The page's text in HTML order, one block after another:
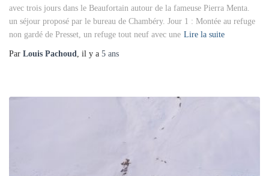
avec trois jours dans le Beaufortain autour de la fameuse Pierra Menta.
un séjour proposé par le bureau de Chambéry. Jour 1 : Montée au refuge
non gardé de Presset, un refuge tout neuf avec une Lire la suite
Par Louis Pachoud , il y a 5 ans